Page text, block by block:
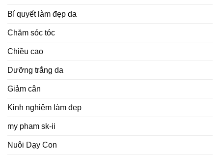
Bí quyết làm đẹp da
Chăm sóc tóc
Chiều cao
Dưỡng trắng da
Giảm cân
Kinh nghiệm làm đẹp
my pham sk-ii
Nuôi Dạy Con